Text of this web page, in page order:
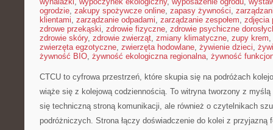
ogrodzie, zakupy spożywcze online, zapasy żywności,
klientami, zarządzanie odpadami, zarządzanie zespołem, zdjęcia
zdrowe przekąski, zdrowie fizyczne, zdrowie psychiczne
zdrowie skóry, zdrowie zwierząt, zmiany klimatyczne, zupy krem,
zwierzęta egzotyczne, zwierzęta hodowlane, żywienie dzieci,
żywność BIO, żywność ekologiczna regionalna, żywność
CTCU to cyfrowa przestrzeń, które skupia się na podróżach
wiąże się z kolejową codziennością. To witryna tworzony z
się techniczną stroną komunikacji, ale również o czytelnikach
podróżniczych. Strona łączy doświadczenie do kolei z przyjazną